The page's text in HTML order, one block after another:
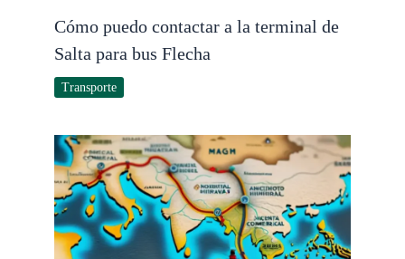
Cómo puedo contactar a la terminal de
Salta para bus Flecha
Transporte